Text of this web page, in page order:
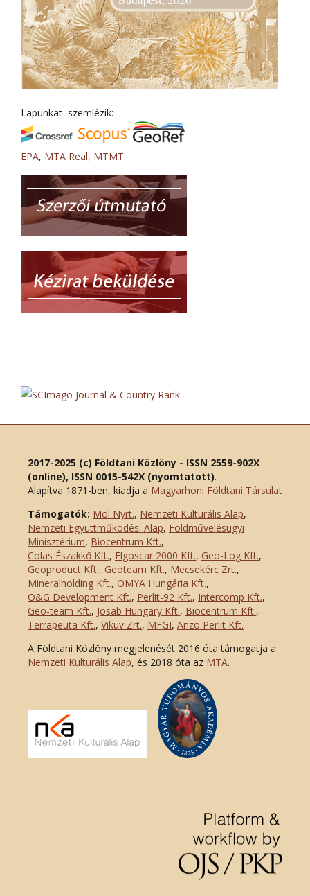
Lapunkat szemlézik:
EPA, MTA Real, MTMT
2017-2025 (c) Földtani Közlöny - ISSN 2559-902X
(online), ISSN 0015-542X (nyomtatott).
Alapítva 1871-ben, kiadja a Magyarhoni Földtani Társulat
Támogatók: Mol Nyrt., Nemzeti Kulturális Alap,
Nemzeti Együttműködési Alap, Földművelésügyi
Minisztérium, Biocentrum Kft.,
Colas Északkő Kft., Elgoscar 2000 Kft., Geo-Log Kft.,
Geoproduct Kft., Geoteam Kft., Mecsekérc Zrt.,
Mineralholding Kft., OMYA Hungária Kft.,
O&G Development Kft., Perlit-92 Kft., Intercomp Kft.,
Geo-team Kft., Josab Hungary Kft., Biocentrum Kft.,
Terrapeuta Kft., Vikuv Zrt., MFGI, Anzo Perlit Kft.
A Földtani Közlöny megjelenését 2016 óta támogatja a
Nemzeti Kulturális Alap, és 2018 óta az MTA.